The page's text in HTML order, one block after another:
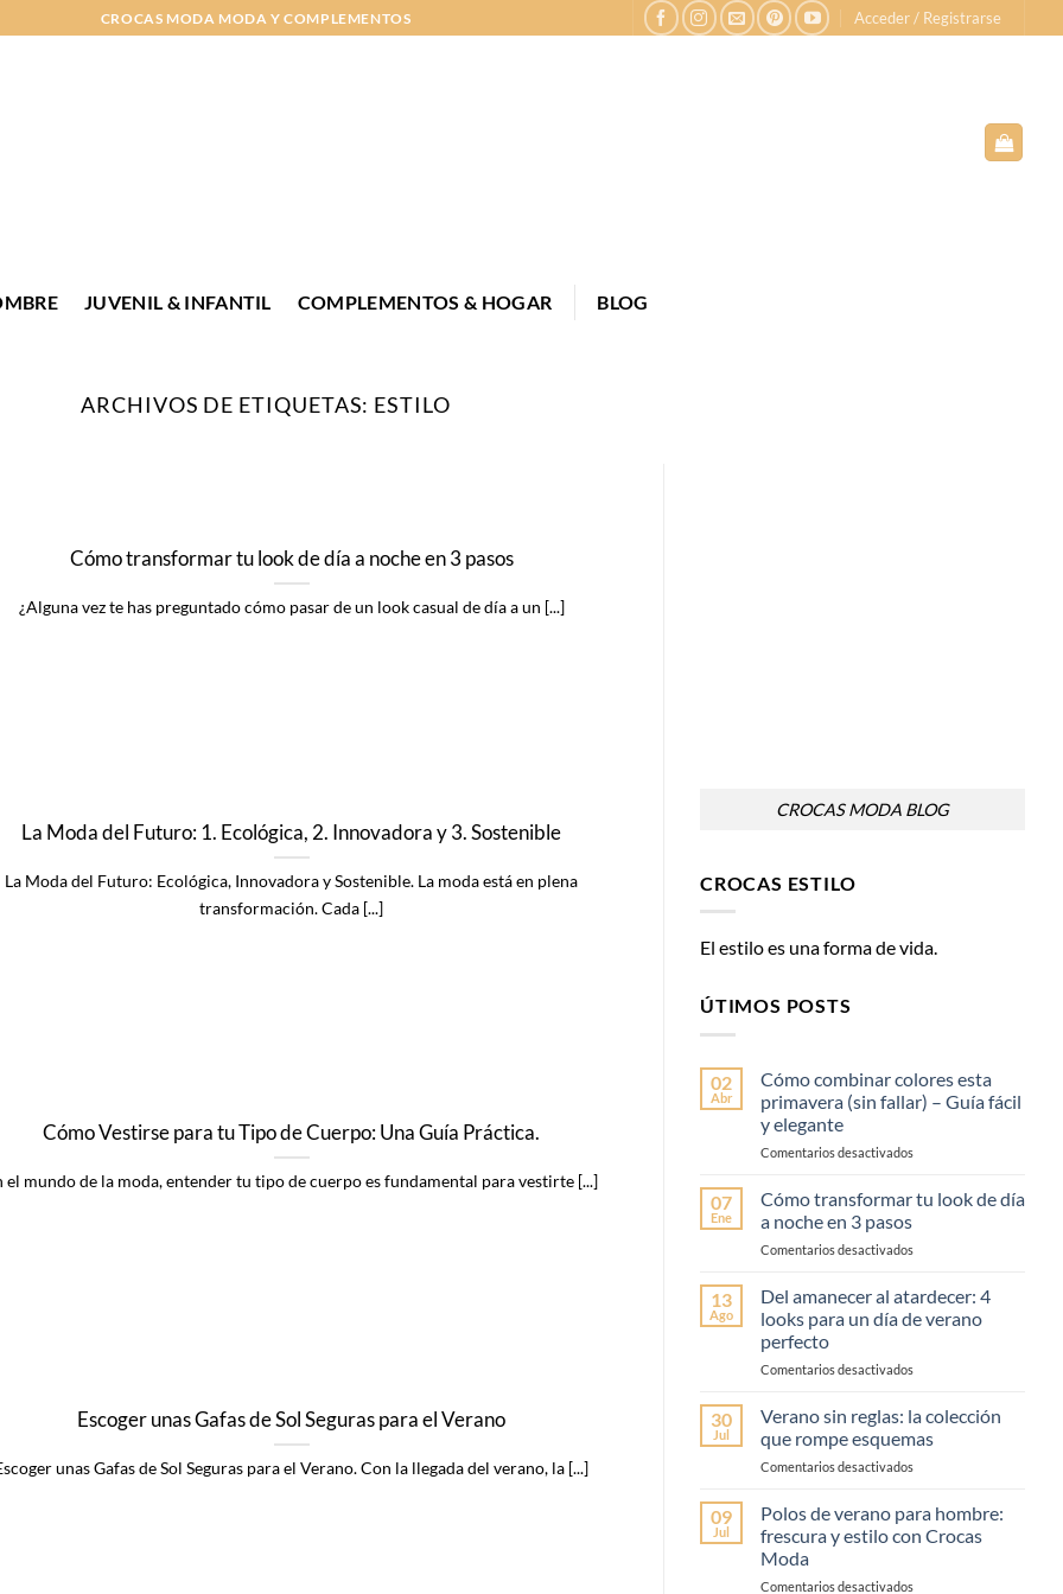
CROCAS MODA MODA Y COMPLEMENTOS Acceder / Registrarse
JUVENIL & INFANTIL COMPLEMENTOS & HOGAR BLOG
ARCHIVOS DE ETIQUETAS: ESTILO
Cómo transformar tu look de día a noche en 3 pasos
¿Alguna vez te has preguntado cómo pasar de un look casual de día a un [...]
La Moda del Futuro: 1. Ecológica, 2. Innovadora y 3. Sostenible
La Moda del Futuro: Ecológica, Innovadora y Sostenible. La moda está en plena
transformación. Cada [...]
Cómo Vestirse para tu Tipo de Cuerpo: Una Guía Práctica.
el mundo de la moda, entender tu tipo de cuerpo es fundamental para vestirte [...]
Escoger unas Gafas de Sol Seguras para el Verano
unas Gafas de Sol Seguras para el Verano. Con la llegada del verano, la [...]
CROCAS MODA BLOG
CROCAS ESTILO
El estilo es una forma de vida.
ÚTIMOS POSTS
02
Abr
Cómo combinar colores esta
primavera (sin fallar) – Guía fácil
y elegante
Comentarios desactivadosen
combinar
colores
primavera
fallar)
y
07
Ene
Cómo transformar tu look de día
a noche en 3 pasos
Comentarios desactivadosen
transformar
tu
look
día
noche
3
pasos
13
Ago
Del amanecer al atardecer: 4
looks para un día de verano
perfecto
Comentarios desactivadosen
amanecer
al
atardecer:
4
para
verano
30
Jul
Verano sin reglas: la colección
que rompe esquemas
Comentarios desactivadosen
reglas:
la
que
09
Jul
Polos de verano para hombre:
frescura y estilo con Crocas
Moda
Comentarios desactivadosen